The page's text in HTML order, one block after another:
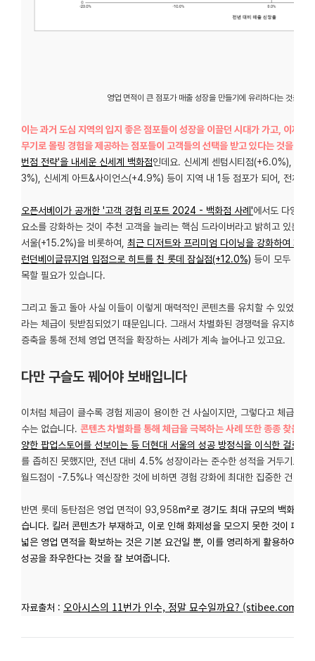
영업 면적이 큰 점포가 매출 성장을 만들기에 유리하다는 것을 쉽
이는 과거 도심 지역의 입지 좋은 점포들이 성장을 이끌던 시대가 가고, 이제는
무기로 몰링 경험을 제공하는 점포들이 고객들의 선택을 받고 있다는 것을 뜻합
번점 전략'을 내세운 신세계 백화점인데요. 신세계 센텀시티점(+6.0%), 현
3%), 신세계 아트&사이언스(+4.9%) 등이 지역 내 1등 점포가 되어, 전체 상
오픈서베이가 공개한 '고객 경험 리포트 2024 - 백화점 사례'에서도 다양한
요소를 강화하는 것이 추천 고객을 늘리는 핵심 드라이버라고 밝히고 있는데
서울(+15.2%)을 비롯하여, 최근 디저트와 프리미엄 다이닝을 강화하여 화
런던베이글뮤지엄 입점으로 히트를 친 롯데 잠실점(+12.0%) 등이 모두 비슷
목할 필요가 있습니다.
그리고 돌고 돌아 사실 이들이 이렇게 매력적인 콘텐츠를 유치할 수 있었던
라는 체급이 뒷받침되었기 때문입니다. 그래서 차별화된 경쟁력을 유지하기
증축을 통해 전체 영업 면적을 확장하는 사례가 계속 늘어나고 있고요.
다만 구슬도 꿰어야 보배입니다
이처럼 체급이 클수록 경험 제공이 용이한 건 사실이지만, 그렇다고 체급이
수는 없습니다. 콘텐츠 차별화를 통해 체급을 극복하는 사례 또한 종종 찾을 수
양한 팝업스토어를 선보이는 등 더현대 서울의 성공 방정식을 이식한 걸로 유
를 좁히진 못했지만, 전년 대비 4.5% 성장이라는 준수한 성적을 거두기도
월드점이 -7.5%나 역신장한 것에 비하면 경험 강화에 최대한 집중한 건 확실
반면 롯데 동탄점은 영업 면적이 93,958m²로 경기도 최대 규모의 백화점
습니다. 킬러 콘텐츠가 부재하고, 이로 인해 화제성을 모으지 못한 것이 패인
넓은 영업 면적을 확보하는 것은 기본 요건일 뿐, 이를 영리하게 활용하여 고
성공을 좌우한다는 것을 잘 보여줍니다.
자료출처 : 오아시스의 11번가 인수, 정말 묘수일까요? (stibee.com)